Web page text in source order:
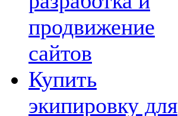
продвижение
сайтов
Купить
экипировку для